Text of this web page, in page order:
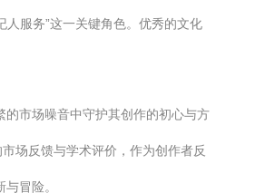
人服务”这一关键角色。优秀的文化
的市场噪音中守护其创作的初心与方
场反馈与学术评价，作为创作者反
冒险。